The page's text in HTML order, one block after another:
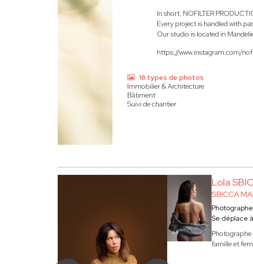
In short, NOFILTER
Every project is handled with
Our studio is located in
https://www.instagram.com/
18 types de photos
Immobilier & Architecture
Bâtiment
Suivi de chantier
Lola
SBICCA
Se déplace à
Photographe
famille et